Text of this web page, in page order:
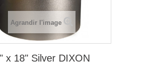
Agrandir l'image
x 18" Silver DIXON